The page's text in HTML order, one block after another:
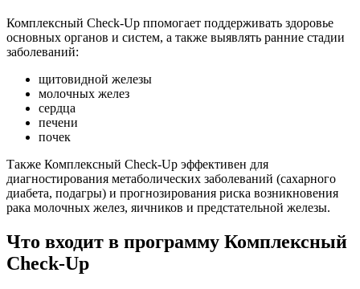
Комплексный Check-Up ппомогает поддерживать здоровье
основных органов и систем, а также выявлять ранние стадии
заболеваний:
щитовидной железы
молочных желез
сердца
печени
почек
Также Комплексный Check-Up эффективен для
диагностирования метаболических заболеваний (сахарного
диабета, подагры) и прогнозирования риска возникновения
рака молочных желез, яичников и предстательной железы.
Что входит в программу Комплексный
Check-Up